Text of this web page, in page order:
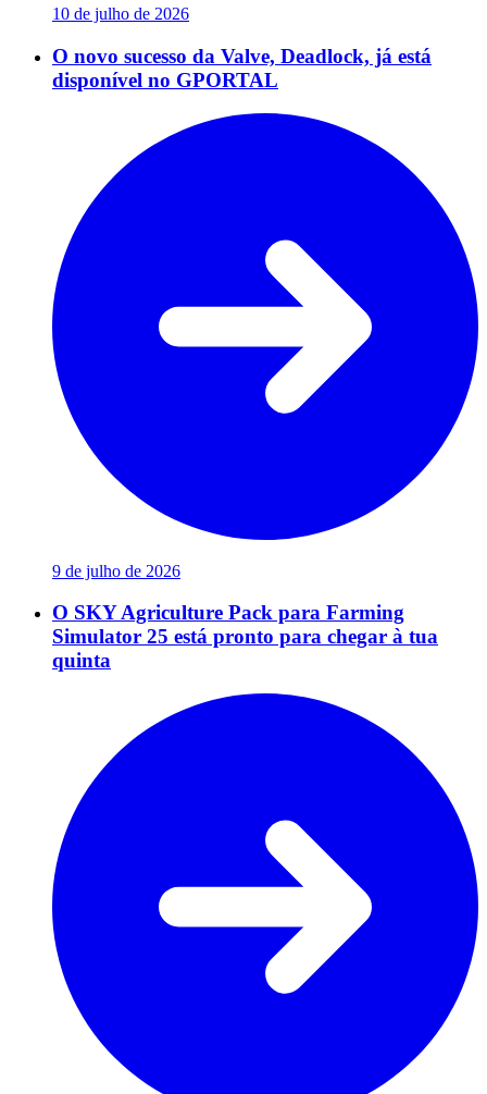
10 de julho de 2026
O novo sucesso da Valve, Deadlock, já está
disponível no GPORTAL
9 de julho de 2026
O SKY Agriculture Pack para Farming
Simulator 25 está pronto para chegar à tua
quinta